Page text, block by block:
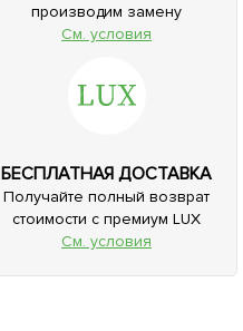
производим замену
См. условия
БЕСПЛАТНАЯ ДОСТАВКА
Получайте полный возврат
стоимости с премиум LUX
См. условия